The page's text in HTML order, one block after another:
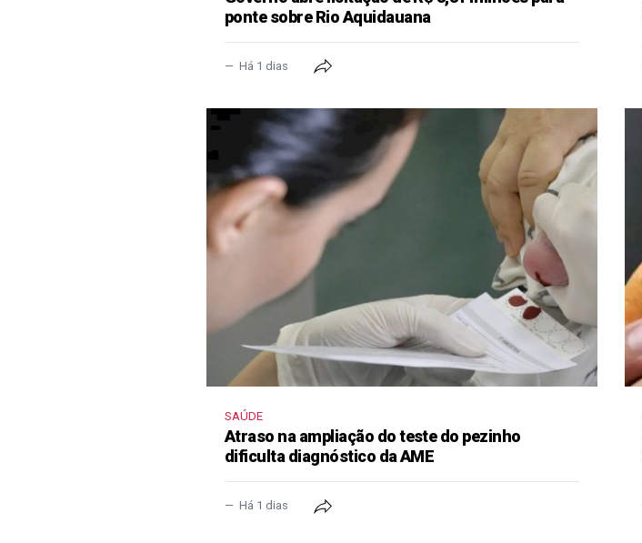
ponte sobre Rio Aquidauana
Há 1 dias
SAÚDE
Atraso na ampliação do teste do pezinho
dificulta diagnóstico da AME
Há 1 dias